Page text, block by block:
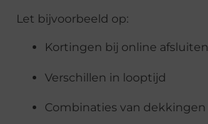
Let bijvoorbeeld op:
Kortingen bij online afsluiten
Verschillen in looptijd
Combinaties van dekkingen